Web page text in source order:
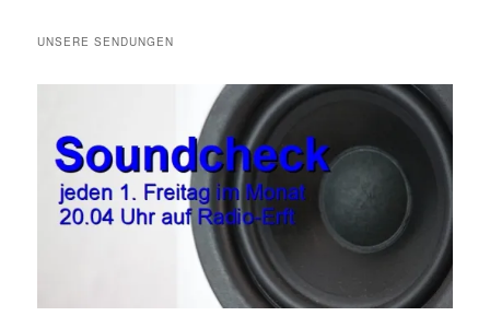
UNSERE SENDUNGEN